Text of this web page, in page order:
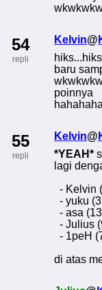
54
repli
Kelvin@
baru
poinnya
55
repli
Kelvin@
*YEAH*
lagi
- Kelvin
- yuku
- asa
- Julius
- 1peH
di atas